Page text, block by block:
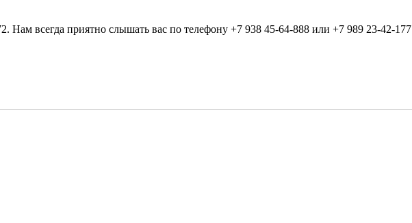
Нам всегда приятно слышать вас по телефону +7 938 45-64-888 или +7 989 23-42-177